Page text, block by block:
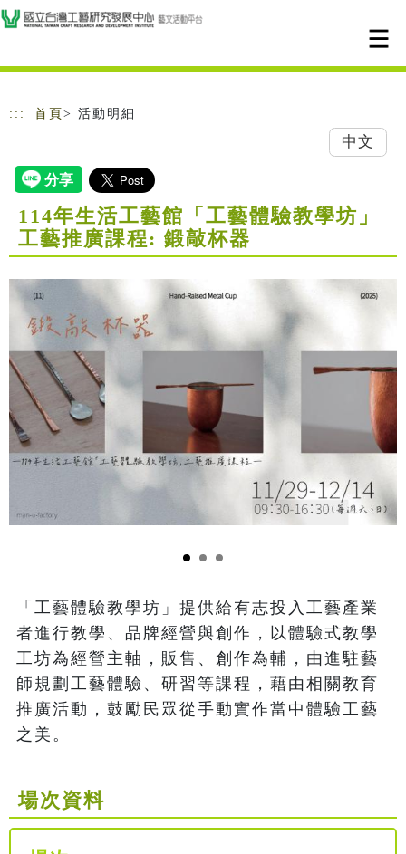
跳到主要內容
網站導覽
::: 首頁 > 活動明細
中文
114年生活工藝館「工藝體驗教學坊」
工藝推廣課程: 鍛敲杯器
「工藝體驗教學坊」提供給有志投入工藝產業
者進行教學、品牌經營與創作，以體驗式教學
工坊為經營主軸，販售、創作為輔，由進駐藝
師規劃工藝體驗、研習等課程，藉由相關教育
推廣活動，鼓勵民眾從手動實作當中體驗工藝
之美。
場次資料